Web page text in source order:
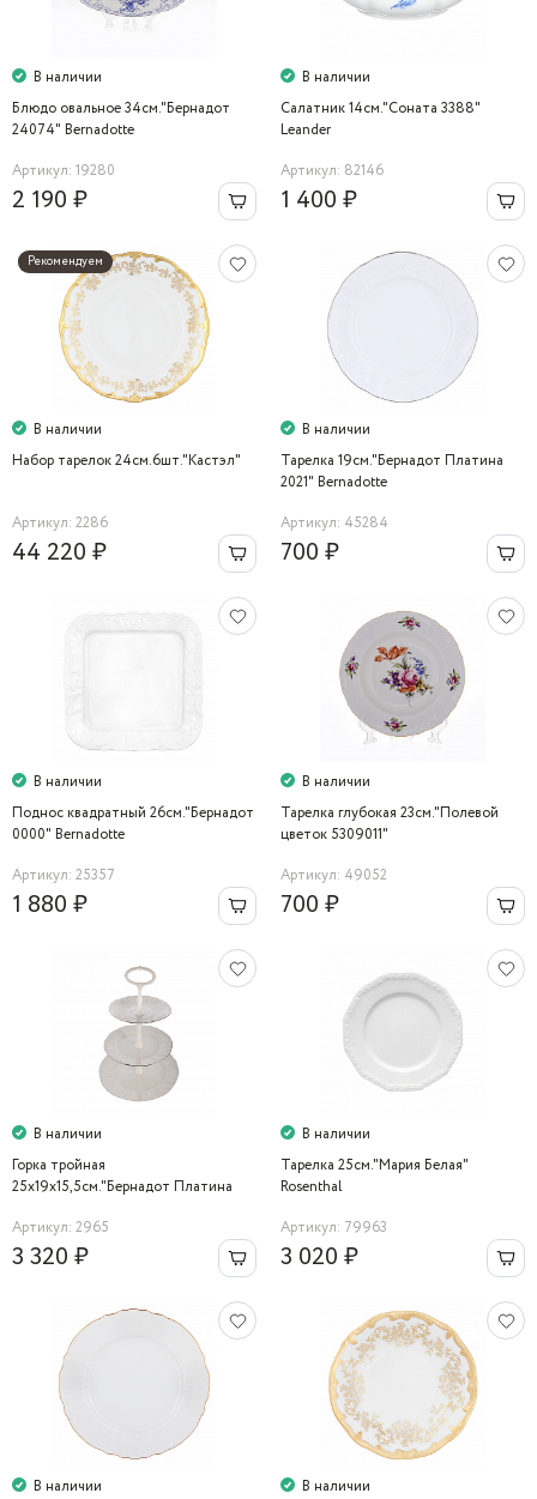
В наличии
Блюдо овальное 34см."Бернадот
24074" Bernadotte
Артикул: 19280
2 190 ₽
В наличии
Салатник 14см."Соната 3388"
Leander
Артикул: 82146
1 400 ₽
Рекомендуем
В наличии
Набор тарелок 24см.6шт."Кастэл"
Артикул: 2286
44 220 ₽
В наличии
Тарелка 19см."Бернадот Платина
2021" Bernadotte
Артикул: 45284
700 ₽
В наличии
Поднос квадратный 26см."Бернадот
0000" Bernadotte
Артикул: 25357
1 880 ₽
В наличии
Тарелка глубокая 23см."Полевой
цветок 5309011"
Артикул: 49052
700 ₽
В наличии
Горка тройная
25х19х15,5см."Бернадот Платина
Артикул: 2965
3 320 ₽
В наличии
Тарелка 25см."Мария Белая"
Rosenthal
Артикул: 79963
3 020 ₽
В наличии В наличии